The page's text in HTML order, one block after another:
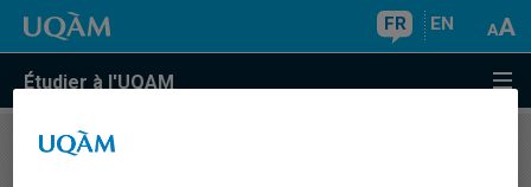
FR EN
Étudier à l'UQAM
COURS//